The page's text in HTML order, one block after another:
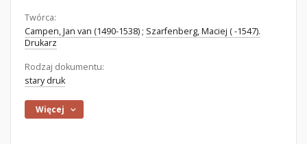
Twórca:
Campen, Jan van (1490-1538) ; Szarfenberg, Maciej ( -1547).
Drukarz
Rodzaj dokumentu:
stary druk
Więcej